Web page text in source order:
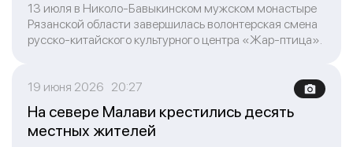
13 июля в Николо-Бавыкинском мужском монастыре
Рязанской области завершилась волонтерская смена
русско-китайского культурного центра «Жар-птица».
19 июня 2026 20:27
На севере Малави крестились десять
местных жителей